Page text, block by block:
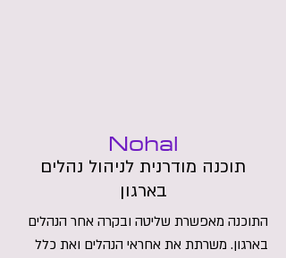
Nohal
תוכנה מודרנית לניהול נהלים
בארגון
התוכנה מאפשרת שליטה ובקרה אחר הנהלים
בארגון. משרתת את אחראי הנהלים ואת כלל